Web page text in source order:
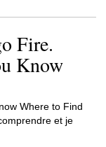
Fire.
Know
Where to Find
et je